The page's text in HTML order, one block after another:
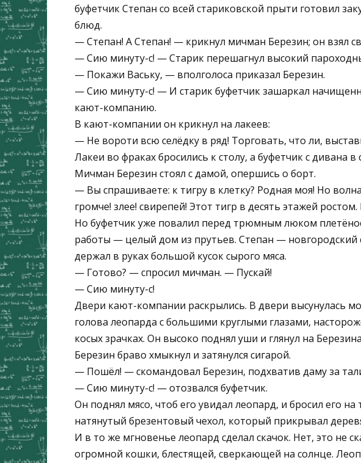
буфетчик Степан со всей стариковской прыти готовил
блюд.
— Степан! А Степан! — крикнул мичман Березин; он взял
— Сию минуту-с! — Старик перешагнул высокий
— Покажи Ваську, — вполголоса приказал Березин.
— Сию минуту-с! — И старик буфетчик зашаркал
кают-компанию.
В кают-компании он крикнул на лакеев:
— Не вороти всю селёдку в ряд! Торговать, что ли,
Лакеи во фраках бросились к столу, а буфетчик с дивана
Мичман Березин стоял с дамой, опершись о борт.
— Вы спрашиваете: к тигру в клетку? Родная моя! Но
громче! злее! свирепей! Этот тигр в десять этажей
Но буфетчик уже повалил перед трюмным люком
работы — целый дом из прутьев. Степан —
держал в руках большой кусок сырого мяса.
— Готово? — спросил мичман. — Пускай!
— Сию минуту-с!
Двери кают-компании раскрылись. В двери высунулась
голова леопарда с большими круглыми глазами,
косых зрачках. Он высоко поднял уши и глянул на
Березин браво хмыкнул и затянулся сигарой.
— Пошёл! — скомандовал Березин, подхватив даму за
— Сию минуту-с! — отозвался буфетчик.
Он поднял мясо, чтоб его увидал леопард, и бросил его
натянутый брезентовый чехол, который прикрывал
И в то же мгновенье леопард сделал скачок. Нет, это не
огромной кошки, блестящей, сверкающей на солнце.